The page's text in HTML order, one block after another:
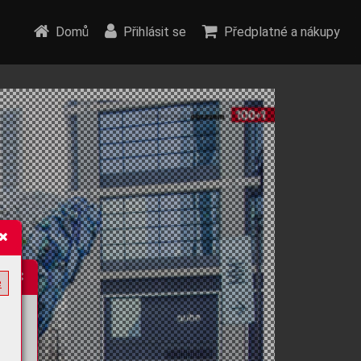
Domů Přihlásit se Předplatné a nákupy